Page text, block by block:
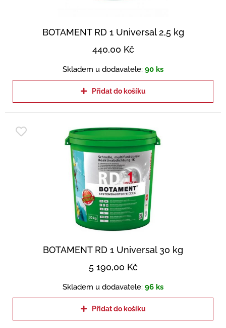
BOTAMENT RD 1 Universal 2,5 kg
440,00 Kč
Skladem u dodavatele: 90 ks
Přidat do košíku
BOTAMENT RD 1 Universal 30 kg
5 190,00 Kč
Skladem u dodavatele: 96 ks
Přidat do košíku